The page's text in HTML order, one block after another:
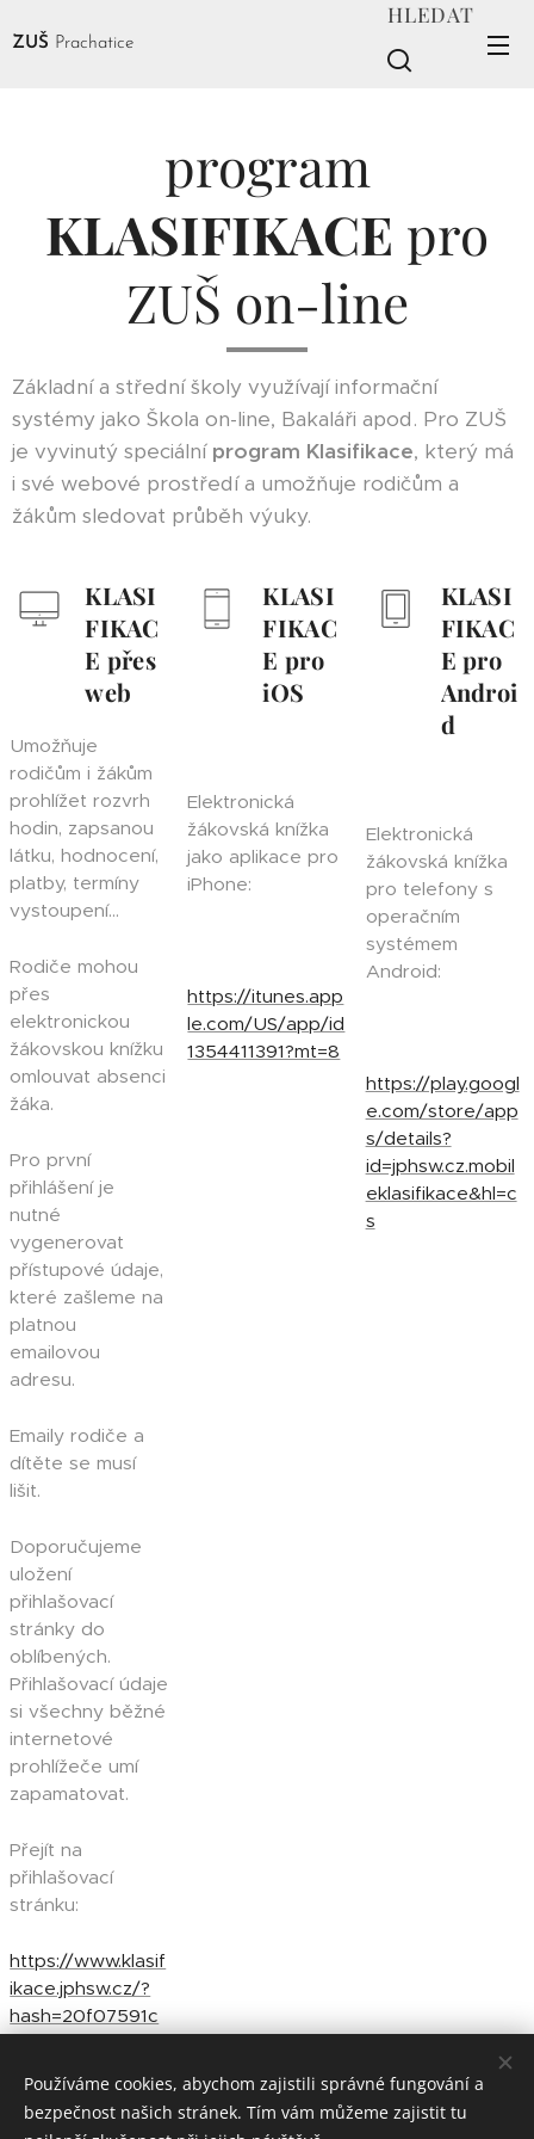
ZUŠ Prachatice
HLEDAT
program
KLASIFIKACE pro
ZUŠ on-line
Základní a střední školy využívají informační
systémy jako Škola on-line, Bakaláři apod. Pro ZUŠ
je vyvinutý speciálníprogram Klasifikace, který má
i své webové prostředí a umožňuje rodičům a
žákům sledovat průběh výuky.
KLASI
FIKAC
E přes
web
Umožňuje
rodičům i žákům
prohlížet rozvrh
hodin, zapsanou
látku, hodnocení,
platby, termíny
vystoupení...
Rodiče mohou
přes
elektronickou
žákovskou knížku
omlouvat absenci
žáka.
Pro první
přihlášení je
nutné
vygenerovat
přístupové údaje,
které zašleme na
platnou
emailovou
adresu.
Emaily rodiče a
dítěte se musí
lišit.
Doporučujeme
uložení
přihlašovací
stránky do
oblíbených.
Přihlašovací údaje
si všechny běžné
internetové
prohlížeče umí
zapamatovat.
Přejít na
přihlašovací
stránku:
https://www.klasif
ikace.jphsw.cz/?
hash=20f07591c
KLASI
FIKAC
E pro
iOS
Elektronická
žákovská knížka
jako aplikace pro
iPhone:
https://itunes.app
le.com/US/app/id
1354411391?mt=8
KLASI
FIKAC
E pro
Androi
d
Elektronická
žákovská knížka
pro telefony s
operačním
systémem
Android:
https://play.googl
e.com/store/app
s/details?
id=jphsw.cz.mobil
eklasifikace&hl=c
s
Používáme cookies, abychom zajistili správné fungování a
bezpečnost našich stránek. Tím vám můžeme zajistit tu